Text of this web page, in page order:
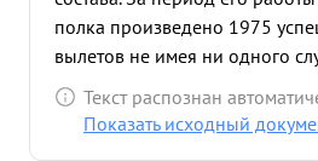
полка произведено 1975
вылетов не имея ни одного
ориентировки. в воздушных
служит примером мужества,
Текст распознан
Показать исходный